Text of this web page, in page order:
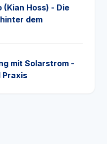
(Kian Hoss) - Die
dem
mit Solarstrom -
Praxis